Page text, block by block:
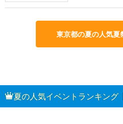
東京都の夏の人気夏
夏の人気イベントランキング